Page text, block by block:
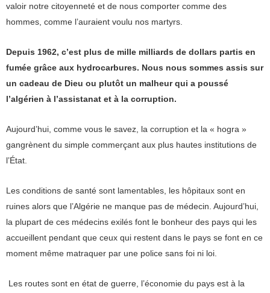
valoir notre citoyenneté et de nous comporter comme des
hommes, comme l’auraient voulu nos martyrs.
Depuis 1962, c’est plus de mille milliards de dollars partis en
fumée grâce aux hydrocarbures. Nous nous sommes assis sur
un cadeau de Dieu ou plutôt un malheur qui a poussé
l’algérien à l’assistanat et à la corruption.
Aujourd’hui, comme vous le savez, la corruption et la « hogra »
gangrènent du simple commerçant aux plus hautes institutions de
l’État.
Les conditions de santé sont lamentables, les hôpitaux sont en
ruines alors que l’Algérie ne manque pas de médecin. Aujourd’hui,
la plupart de ces médecins exilés font le bonheur des pays qui les
accueillent pendant que ceux qui restent dans le pays se font en ce
moment même matraquer par une police sans foi ni loi.
Les routes sont en état de guerre, l’économie du pays est à la